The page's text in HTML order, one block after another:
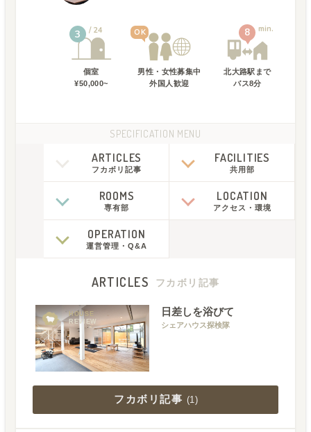
3 24
個室
¥50,000~
OK
男性・女性募集中
外国人歓迎
8 min.
北大路駅 まで
バス8分
SPECIFICATION MENU
ARTICLES
フカボリ記事
FACILITIES
共用部
ROOMS
専有部
LOCATION
アクセス ・環境
OPERATION
運営管理 ・Q&A
ARTICLES フカボリ記事
HOUSE
REVIEW
日差しを浴びて
シェアハウス探検隊
フカボリ記事 (1)